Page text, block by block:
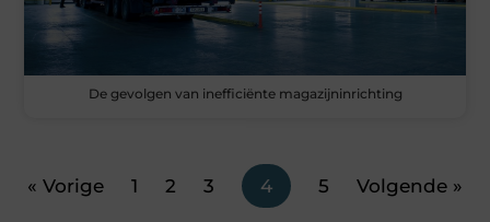
De gevolgen van inefficiënte magazijninrichting
« Vorige 1 2 3 4 5 Volgende »